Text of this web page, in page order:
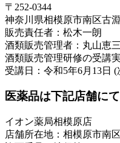
〒252-0344
神奈川県相模原市南区古淵
販売責任者：松木一朗
酒類販売管理者：丸山恵三
酒類販売管理研修の受講
受講日：令和5年6月13日
医薬品は下記店舗に
イオン薬局相模原店
店舗所在地：相模原市南